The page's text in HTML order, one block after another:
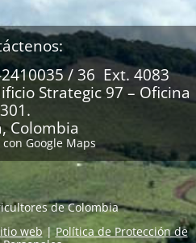
/ 36 Ext. 4083
Strategic 97 – Oficina
301.
Colombia
Google Maps
de Colombia
web|Política de Protección de